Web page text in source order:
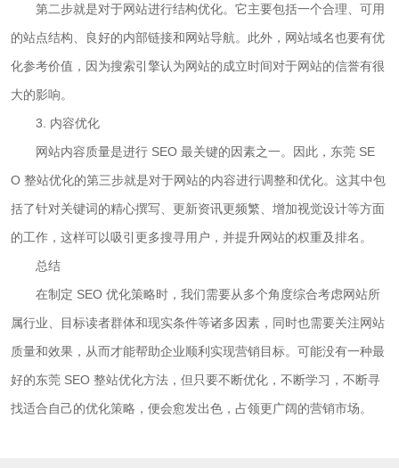
第二步就是对于网站进行结构优化。它主要包括一个合理、可用
的站点结构、良好的内部链接和网站导航。此外，网站域名也要有优
化参考价值，因为搜索引擎认为网站的成立时间对于网站的信誉有很
大的影响。
3. 内容优化
网站内容质量是进行 SEO 最关键的因素之一。因此，东莞 SE
O 整站优化的第三步就是对于网站的内容进行调整和优化。这其中包
括了针对关键词的精心撰写、更新资讯更频繁、增加视觉设计等方面
的工作，这样可以吸引更多搜寻用户，并提升网站的权重及排名。
总结
在制定 SEO 优化策略时，我们需要从多个角度综合考虑网站所
属行业、目标读者群体和现实条件等诸多因素，同时也需要关注网站
质量和效果，从而才能帮助企业顺利实现营销目标。可能没有一种最
好的东莞 SEO 整站优化方法，但只要不断优化，不断学习，不断寻
找适合自己的优化策略，便会愈发出色，占领更广阔的营销市场。